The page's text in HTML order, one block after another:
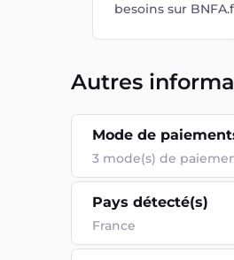
besoins sur
Autres
Mode de
3 mode(s) de
Pays détecté(s)
France